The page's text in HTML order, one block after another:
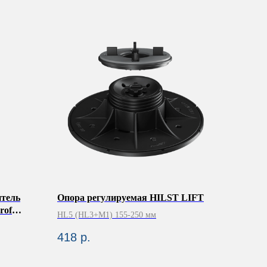
Опора регулируемая HILST LIFT
HL5 (HL3+M1) 155-250 мм
418 р.